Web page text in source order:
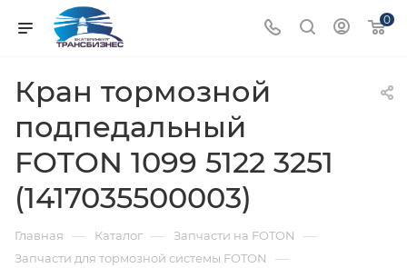
0
Кран тормозной
подпедальный
FOTON 1099 5122 3251
(1417035500003)
Главная — Каталог — Запчасти на FOTON —
Запчасти для тормозной системы FOTON —